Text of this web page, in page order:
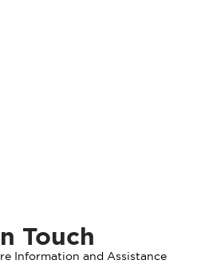
Touch
Information and Assistance